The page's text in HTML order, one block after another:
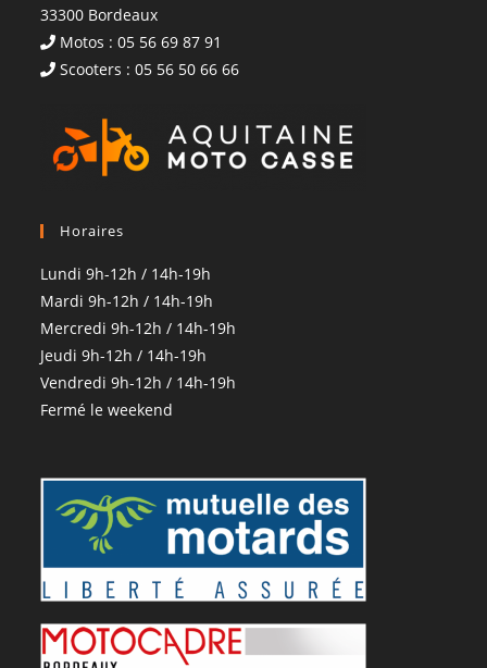
33300 Bordeaux
Motos : 05 56 69 87 91
Scooters : 05 56 50 66 66
Horaires
Lundi 9h-12h / 14h-19h
Mardi 9h-12h / 14h-19h
Mercredi 9h-12h / 14h-19h
Jeudi 9h-12h / 14h-19h
Vendredi 9h-12h / 14h-19h
Fermé le weekend